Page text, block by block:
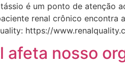
é um ponto de atenção
renal crônico
https://
afeta nosso